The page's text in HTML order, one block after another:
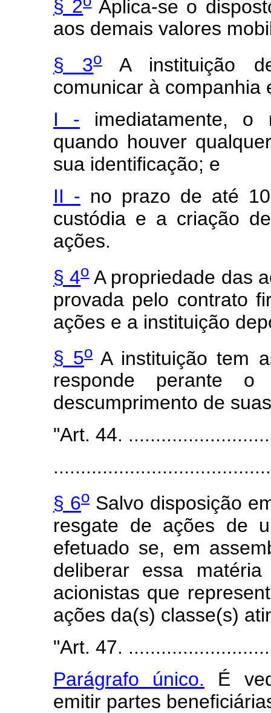
§ 2 Aplica-se o
aos demais valores
§ 3oA instituição
comunicar à companhia
I - imediatamente, o
quando houver
sua identificação; e
II - no prazo de até
custódia e a criação
ações.
§ 4oA propriedade das
provada pelo contrato
ações e a instituição
§ 5oA instituição tem
responde perante
descumprimento de
"Art. 44.
§ 6oSalvo disposição
resgate de ações de
efetuado se, em
deliberar essa
acionistas que
ações da(s) classe(s)
"Art. 47.
Parágrafo único. É
emitir partes